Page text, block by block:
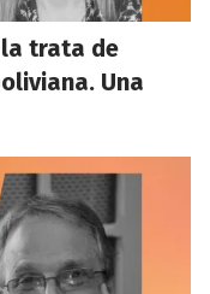
trata de
Una